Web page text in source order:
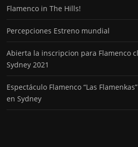
Flamenco in The Hills!
Percepciones Estreno mundial
Abierta la inscripcion para Flamenco
Sydney 2021
Espectáculo Flamenco “Las
en Sydney